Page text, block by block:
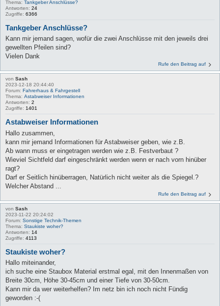
Thema: Tankgeber Anschlüsse?
Antworten: 24
Zugriffe: 6366
Tankgeber Anschlüsse?
Kann mir jemand sagen, wofür die zwei Anschlüsse mit den jeweils drei
gewellten Pfeilen sind?
Vielen Dank
Rufe den Beitrag auf
von Sash
2023-12-18 20:44:40
Forum: Fahrerhaus & Fahrgestell
Thema: Astabweiser Informationen
Antworten: 2
Zugriffe: 1401
Astabweiser Informationen
Hallo zusammen,
kann mir jemand Informationen für Astabweiser geben, wie z.B.
Ab wann muss er eingetragen werden wie z.B. Festverbaut ?
Wieviel Sichtfeld darf eingeschränkt werden wenn er nach vorn hinüber
ragt?
Darf er Seitlich hinüberragen, Natürlich nicht weiter als die Spiegel.?
Welcher Abstand ...
Rufe den Beitrag auf
von Sash
2023-11-22 20:24:02
Forum: Sonstige Technik-Themen
Thema: Staukiste woher?
Antworten: 14
Zugriffe: 4113
Staukiste woher?
Hallo miteinander,
ich suche eine Staubox Material erstmal egal, mit den Innenmaßen von
Breite 30cm, Höhe 30-45cm und einer Tiefe von 30-50cm.
Kann mir da wer weiterhelfen? Im netz bin ich noch nicht Fündig
geworden :-(